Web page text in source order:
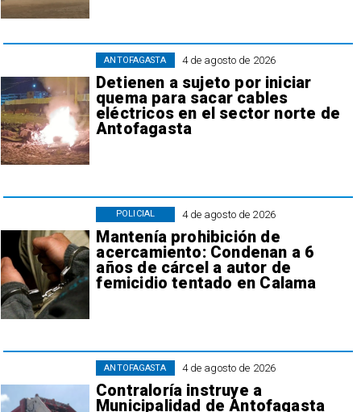
4 de agosto de 2026
Detienen a sujeto por iniciar
quema para sacar cables
eléctricos en el sector norte de
Antofagasta
ANTOFAGASTA
4 de agosto de 2026
Mantenía prohibición de
acercamiento: Condenan a 6
años de cárcel a autor de
femicidio tentado en Calama
POLICIAL
4 de agosto de 2026
Contraloría instruye a
Municipalidad de Antofagasta
ANTOFAGASTA